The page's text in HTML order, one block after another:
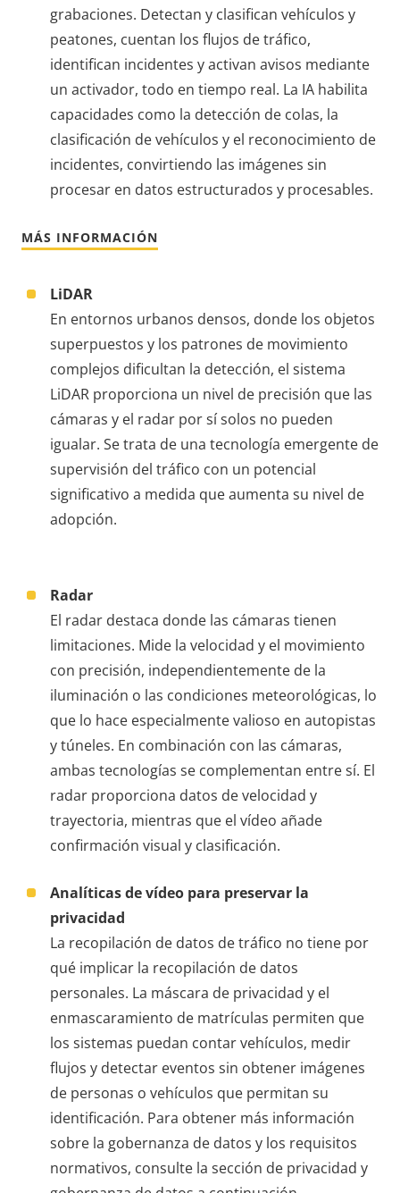
grabaciones. Detectan y clasifican vehículos y
peatones, cuentan los flujos de tráfico,
identifican incidentes y activan avisos mediante
un activador, todo en tiempo real. La IA habilita
capacidades como la detección de colas, la
clasificación de vehículos y el reconocimiento de
incidentes, convirtiendo las imágenes sin
procesar en datos estructurados y procesables.
MÁS INFORMACIÓN
LiDAR
En entornos urbanos densos, donde los objetos
superpuestos y los patrones de movimiento
complejos dificultan la detección, el sistema
LiDAR proporciona un nivel de precisión que las
cámaras y el radar por sí solos no pueden
igualar. Se trata de una tecnología emergente de
supervisión del tráfico con un potencial
significativo a medida que aumenta su nivel de
adopción.
Radar
El radar destaca donde las cámaras tienen
limitaciones. Mide la velocidad y el movimiento
con precisión, independientemente de la
iluminación o las condiciones meteorológicas, lo
que lo hace especialmente valioso en autopistas
y túneles. En combinación con las cámaras,
ambas tecnologías se complementan entre sí. El
radar proporciona datos de velocidad y
trayectoria, mientras que el vídeo añade
confirmación visual y clasificación.
Analíticas de vídeo para preservar la
privacidad
La recopilación de datos de tráfico no tiene por
qué implicar la recopilación de datos
personales. La máscara de privacidad y el
enmascaramiento de matrículas permiten que
los sistemas puedan contar vehículos, medir
flujos y detectar eventos sin obtener imágenes
de personas o vehículos que permitan su
identificación. Para obtener más información
sobre la gobernanza de datos y los requisitos
normativos, consulte la sección de privacidad y